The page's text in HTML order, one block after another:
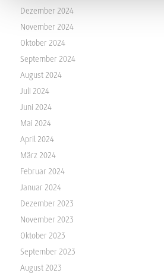
Dezember 2024
November 2024
Oktober 2024
September 2024
August 2024
Juli 2024
Juni 2024
Mai 2024
April 2024
März 2024
Februar 2024
Januar 2024
Dezember 2023
November 2023
Oktober 2023
September 2023
August 2023